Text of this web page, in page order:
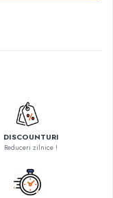
DISCOUNTURI
Reduceri zilnice !